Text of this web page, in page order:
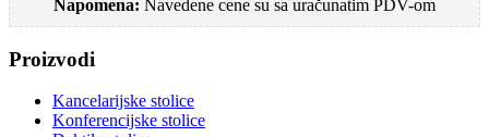
Napomena: Navedene cene su sa uračunatim PDV-om
Proizvodi
Kancelarijske stolice
Konferencijske stolice